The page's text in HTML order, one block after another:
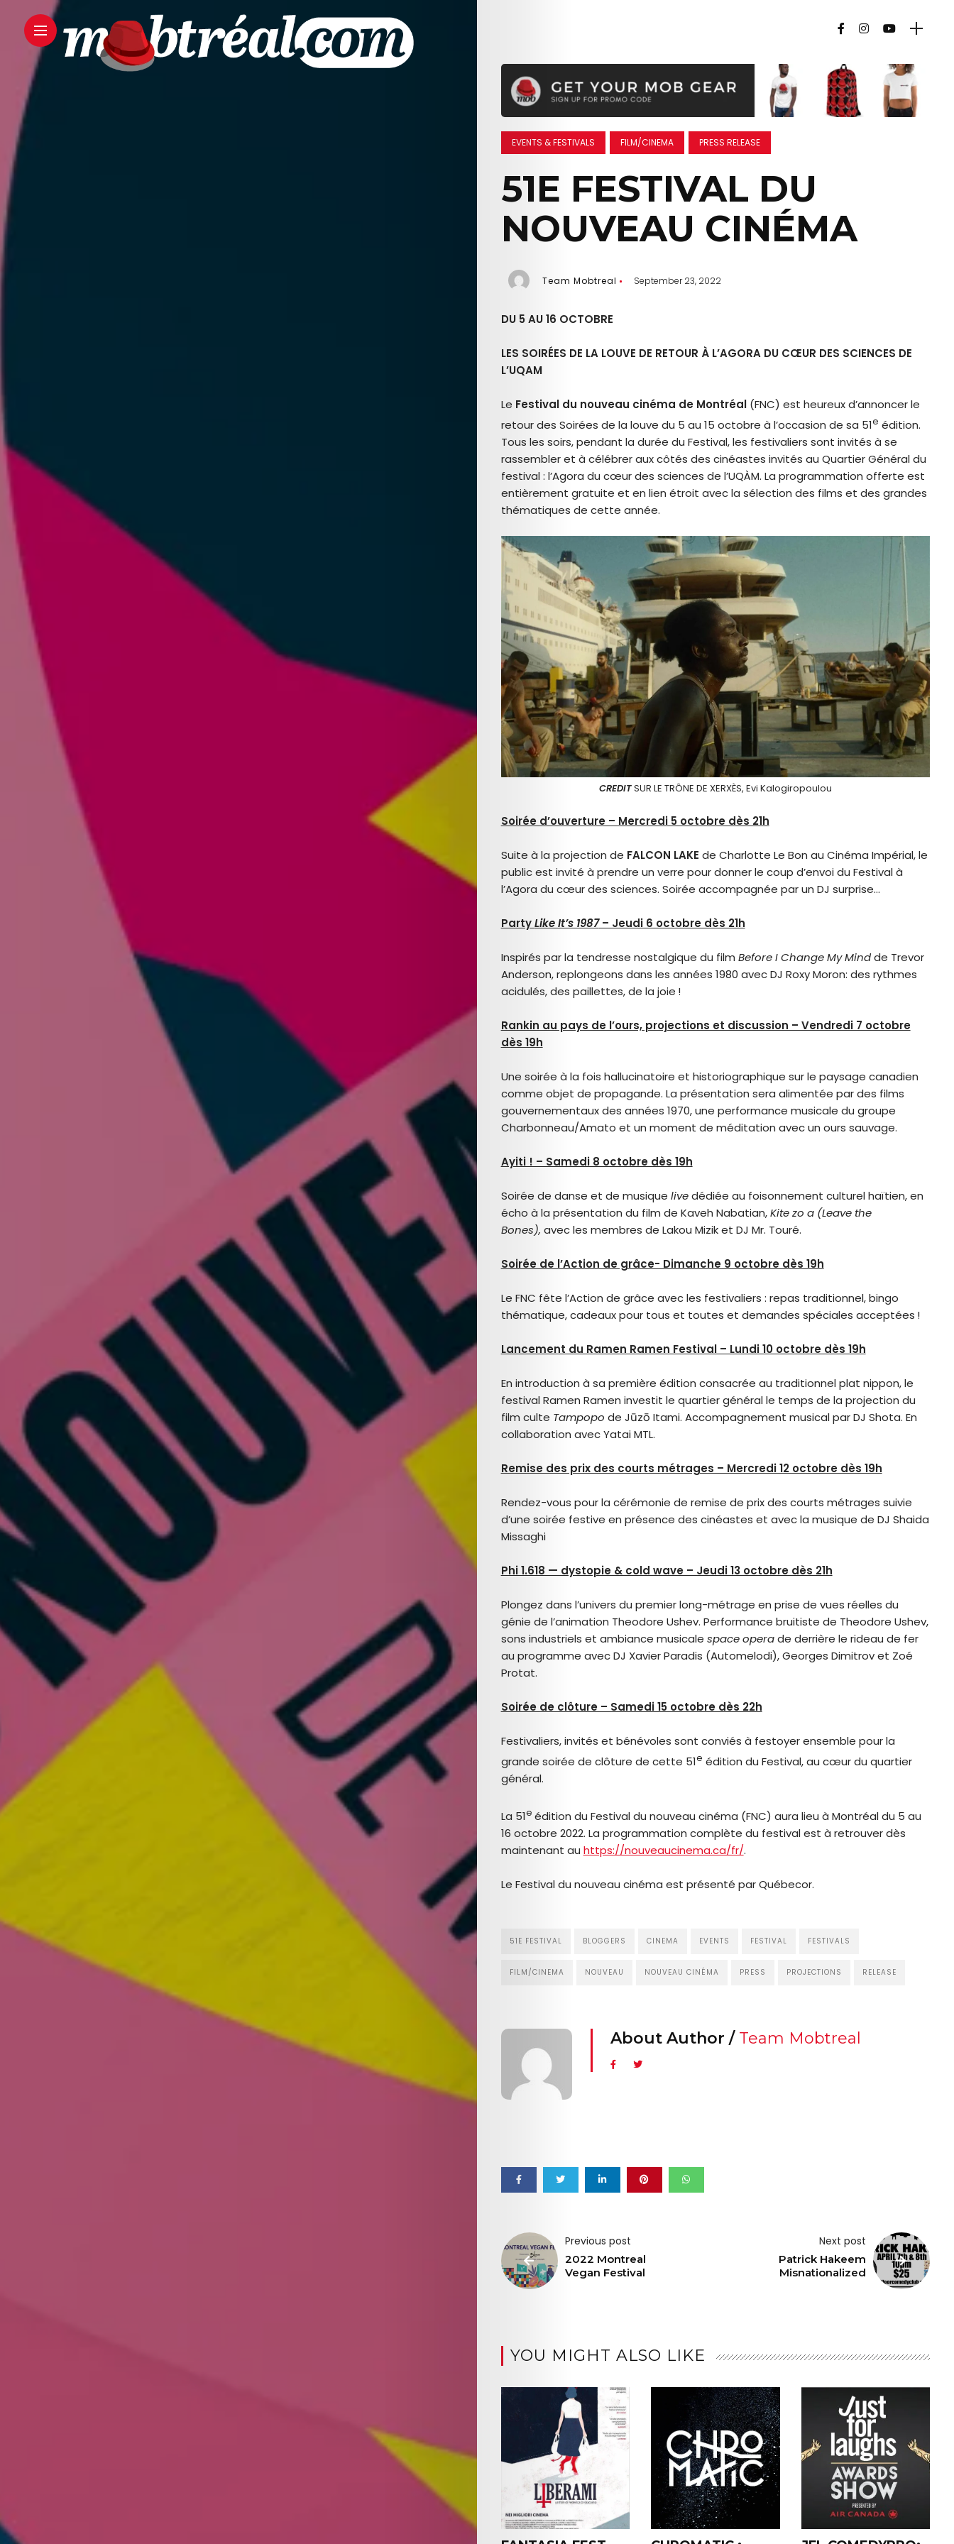
Arts
Comedy
Culture
The
Mob’s
Reel
TICKETS
&
EVENTS
SERVICES
Join
the
Mob
Search
EVENTS & FESTIVALS FILM/CINEMA PRESS RELEASE
51E FESTIVAL DU
NOUVEAU CINÉMA
Team Mobtreal September 23, 2022
DU 5 AU 16 OCTOBRE
LES SOIRÉES DE LA LOUVE DE RETOUR À L’AGORA DU CŒUR DES SCIENCES DE
L’UQAM
Le Festival du nouveau cinéma de Montréal (FNC) est heureux d’annoncer le
retour des Soirées de la louve du 5 au 15 octobre à l’occasion de sa 51e édition.
Tous les soirs, pendant la durée du Festival, les festivaliers sont invités à se
rassembler et à célébrer aux côtés des cinéastes invités au Quartier Général du
festival : l’Agora du cœur des sciences de l’UQÀM. La programmation offerte est
entièrement gratuite et en lien étroit avec la sélection des films et des grandes
thématiques de cette année.
CREDITSUR LE TRÔNE DE XERXÈS, Evi Kalogiropoulou
Soirée d’ouverture – Mercredi 5 octobre dès 21h
Suite à la projection de FALCON LAKE de Charlotte Le Bon au Cinéma Impérial, le
public est invité à prendre un verre pour donner le coup d’envoi du Festival à
l’Agora du cœur des sciences. Soirée accompagnée par un DJ surprise…
PartyLike It’s 1987– Jeudi 6 octobre dès 21h
Inspirés par la tendresse nostalgique du film Before I Change My Mindde Trevor
Anderson, replongeons dans les années 1980 avec DJ Roxy Moron: des rythmes
acidulés, des paillettes, de la joie !
Rankin au pays de l’ours, projections et discussion – Vendredi 7 octobre
dès 19h
Une soirée à la fois hallucinatoire et historiographique sur le paysage canadien
comme objet de propagande. La présentation sera alimentée par des films
gouvernementaux des années 1970, une performance musicale du groupe
Charbonneau/Amato et un moment de méditation avec un ours sauvage.
Ayiti ! – Samedi 8 octobre dès 19h
Soirée de danse et de musique livedédiée au foisonnement culturel haïtien, en
écho à la présentation du film de Kaveh Nabatian,Kite zo a (Leave the
Bones), avec les membres de Lakou Mizik et DJ Mr. Touré.
Soirée de l’Action de grâce- Dimanche 9 octobre dès 19h
Le FNC fête l’Action de grâce avec les festivaliers : repas traditionnel, bingo
thématique, cadeaux pour tous et toutes et demandes spéciales acceptées !
Lancement du Ramen Ramen Festival – Lundi 10 octobre dès 19h
En introduction à sa première édition consacrée au traditionnel plat nippon, le
festival Ramen Ramen investit le quartier général le temps de la projection du
film culte Tampopo de Jūzō Itami. Accompagnement musical par DJ Shota. En
collaboration avec Yatai MTL.
Remise des prix des courts métrages – Mercredi 12 octobre dès 19h
Rendez-vous pour la cérémonie de remise de prix des courts métrages suivie
d’une soirée festive en présence des cinéastes et avec la musique de DJ Shaida
Missaghi
Phi 1.618 — dystopie & cold wave – Jeudi 13 octobre dès 21h
Plongez dans l’univers du premier long-métrage en prise de vues réelles du
génie de l’animation Theodore Ushev. Performance bruitiste de Theodore Ushev,
sons industriels et ambiance musicale space operade derrière le rideau de fer
au programme avec DJ Xavier Paradis (Automelodi), Georges Dimitrov et Zoé
Protat.
Soirée de clôture – Samedi 15 octobre dès 22h
Festivaliers, invités et bénévoles sont conviés à festoyer ensemble pour la
grande soirée de clôture de cette 51e édition du Festival, au cœur du quartier
général.
La 51e édition du Festival du nouveau cinéma (FNC) aura lieu à Montréal du 5 au
16 octobre 2022. La programmation complète du festival est à retrouver dès
maintenant au https://nouveaucinema.ca/fr/.
Le Festival du nouveau cinéma est présenté par Québecor.
51E FESTIVAL BLOGGERS CINEMA EVENTS FESTIVAL FESTIVALS
FILM/CINEMA NOUVEAU NOUVEAU CINÉMA PRESS PROJECTIONS RELEASE
About Author / Team Mobtreal
Previous post
2022 Montreal
Vegan Festival
Next post
Patrick Hakeem
Misnationalized
YOU MIGHT ALSO LIKE